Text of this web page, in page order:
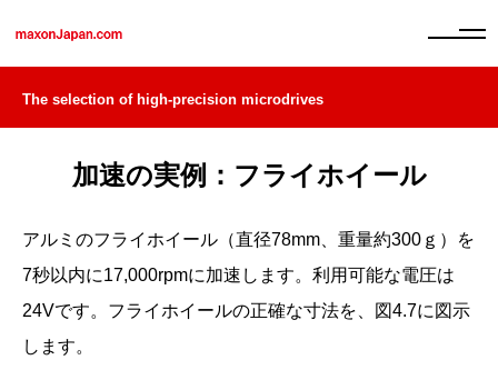
The selection of high-precision microdrives
加速の実例：フライホイール
アルミのフライホイール（直径78mm、重量約300ｇ）を
7秒以内に17,000rpmに加速します。利用可能な電圧は
24Vです。フライホイールの正確な寸法を、図4.7に図示
します。